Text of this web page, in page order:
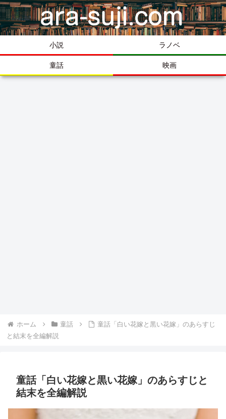
小説 ラノベ
童話 映画
ホーム 童話
童話「白い花嫁と黒い花嫁」のあらすじ
と結末を全編解説
童話「白い花嫁と黒い花嫁」のあらすじと
結末を全編解説